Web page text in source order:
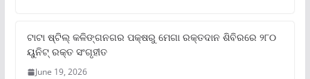
ଟାଟା ଷ୍ଟିଲ୍‌ କଳିଙ୍ଗନଗର ପକ୍ଷରୁ ମେଗା ରକ୍ତଦାନ ଶିବିରରେ ୨୮୦
ୟୁନିଟ୍‌ ରକ୍ତ ସଂଗୃହୀତ
June 19, 2026